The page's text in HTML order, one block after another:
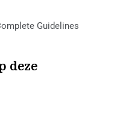
Guidelines
deze